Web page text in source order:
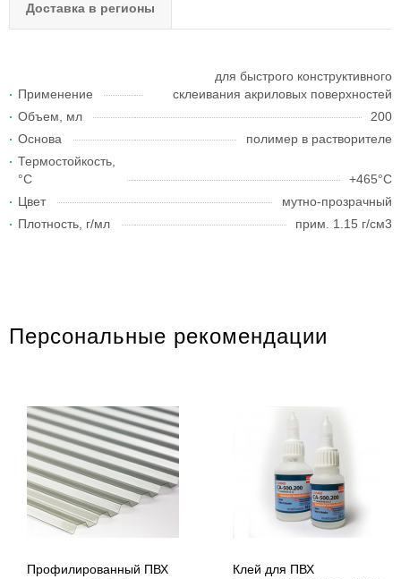
Доставка в регионы
Применение
для быстрого конструктивного
склеивания акриловых поверхностей
Объем, мл
200
Основа
полимер в растворителе
Термостойкость,
°С
+465°C
Цвет
мутно-прозрачный
Плотность, г/мл
прим. 1.15 г/см3
Персональные рекомендации
Профилированный ПВХ
Клей для ПВХ